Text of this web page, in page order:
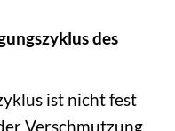
des
ist nicht fest
Verschmutzung